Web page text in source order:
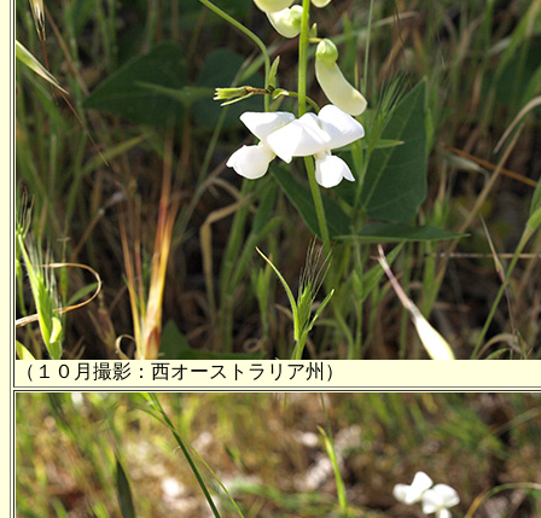
（１０月撮影：西オーストラリア州）